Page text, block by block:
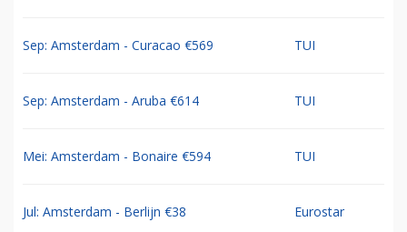
Sep: Amsterdam - Curacao €569 TUI
Sep: Amsterdam - Aruba €614 TUI
Mei: Amsterdam - Bonaire €594 TUI
Jul: Amsterdam - Berlijn €38 Eurostar